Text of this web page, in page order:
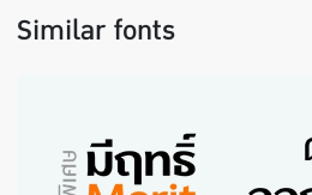
Similar fonts